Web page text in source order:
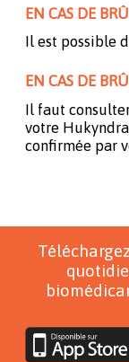
EN CAS DE
Il est possible
EN CAS DE
Il faut
votre
confirmée par